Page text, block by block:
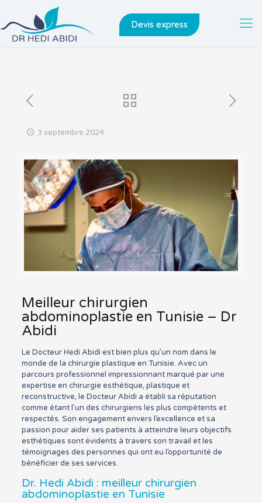
Devis express
3 septembre 2024
Meilleur chirurgien
abdominoplastie en Tunisie – Dr
Abidi
Le Docteur Hedi Abidi est bien plus qu’un nom dans le
monde de la chirurgie plastique en Tunisie. Avec un
parcours professionnel impressionnant marqué par une
expertise en chirurgie esthétique, plastique et
reconstructive, le Docteur Abidi a établi sa réputation
comme étant l’un des chirurgiens les plus compétents et
respectés. Son engagement envers l’excellence et sa
passion pour aider ses patients à atteindre leurs objectifs
esthétiques sont évidents à travers son travail et les
témoignages des personnes qui ont eu l’opportunité de
bénéficier de ses services.
Dr. Hedi Abidi : meilleur chirurgien
abdominoplastie en Tunisie